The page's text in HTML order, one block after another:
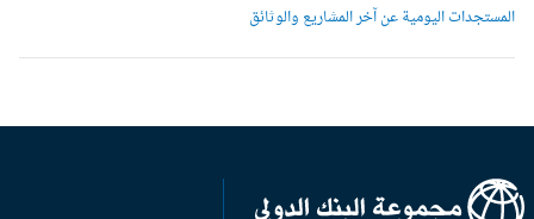
المستجدات اليومية عن آخر المشاريع والوثائق